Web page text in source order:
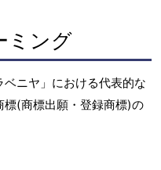
ミング
ニヤ」における代表的な
(商標出願・登録商標)の